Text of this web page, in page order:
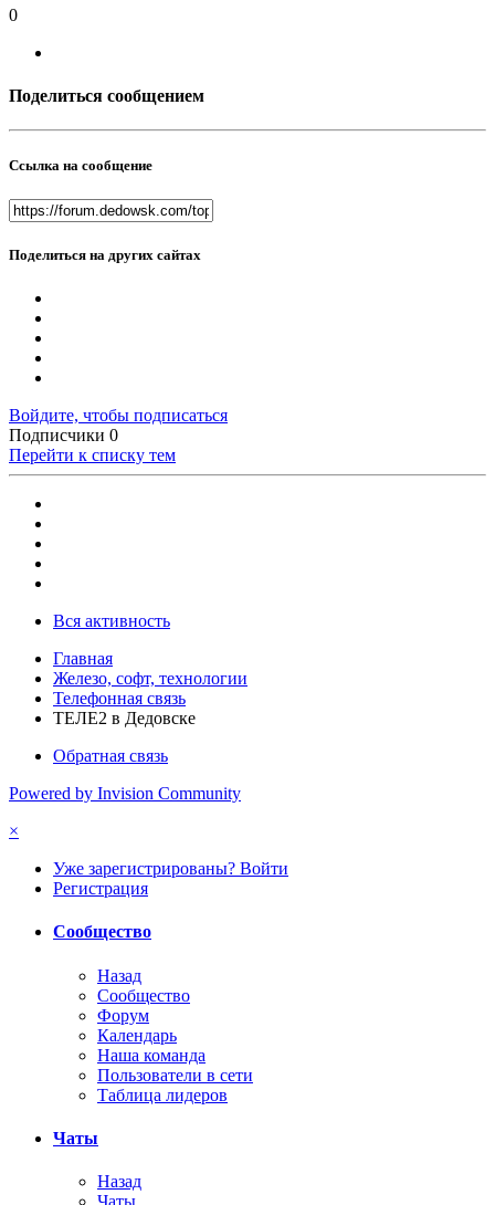
0
Поделиться сообщением
Ссылка на сообщение
Поделиться на других сайтах
Войдите, чтобы подписаться
Подписчики 0
Перейти к списку тем
Вся активность
Главная
Железо, софт, технологии
Телефонная связь
ТЕЛЕ2 в Дедовске
Обратная связь
Powered by Invision Community
×
Уже зарегистрированы? Войти
Регистрация
Сообщество
Назад
Сообщество
Форум
Календарь
Наша команда
Пользователи в сети
Таблица лидеров
Чаты
Назад